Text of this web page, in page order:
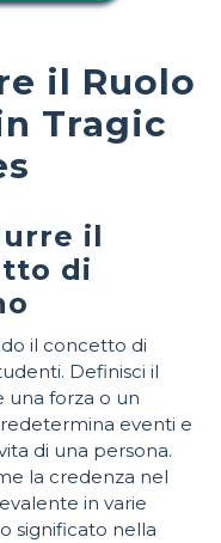
il Ruolo
Tragic
il
di
il concetto di
Definisci il
una forza o un
eventi e
di una persona.
la credenza nel
in varie
significato nella